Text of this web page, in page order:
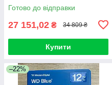
Готово до відправки
27 151,02 ₴ 34 809 ₴
Купити
–22%